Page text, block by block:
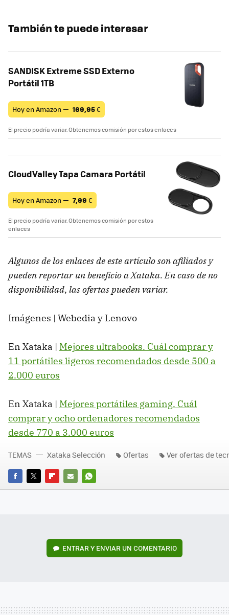
También te puede interesar
SANDISK Extreme SSD Externo
Portátil 1TB
Hoy en Amazon — 169,95€
El precio podría variar. Obtenemos comisión por estos enlaces
CloudValley Tapa Camara Portátil
Hoy en Amazon — 7,99 €
El precio podría variar. Obtenemos comisión por estos
enlaces
Algunos de los enlaces de este artículo son afiliados y
pueden reportar un beneficio a Xataka. En caso de no
disponibilidad, las ofertas pueden variar.
Imágenes | Webedia y Lenovo
En Xataka | Mejores ultrabooks. Cuál comprar y
11 portátiles ligeros recomendados desde 500 a
2.000 euros
En Xataka | Mejores portátiles gaming. Cuál
comprar y ocho ordenadores recomendados
desde 770 a 3.000 euros
FACEBOOK
TWITTERFLIPBOARD
E-
WHATSAPP
TEMAS Xataka Selección Ofertas Ver ofertas de
ENTRAR Y ENVIAR UN COMENTARIO